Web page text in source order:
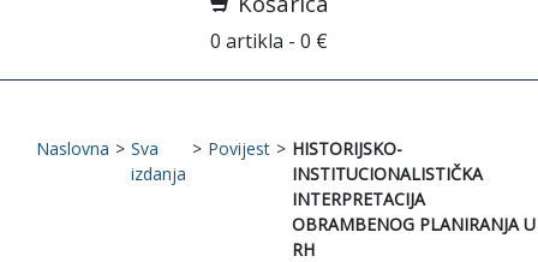
0 artikla - 0 €
Naslovna > Sva
izdanja
> Povijest > HISTORIJSKO-
INSTITUCIONALISTIČKA
INTERPRETACIJA
OBRAMBENOG PLANIRANJA U
RH